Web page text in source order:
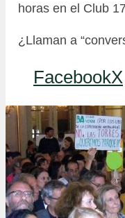
horas en el Club
¿Llaman a
FacebookX